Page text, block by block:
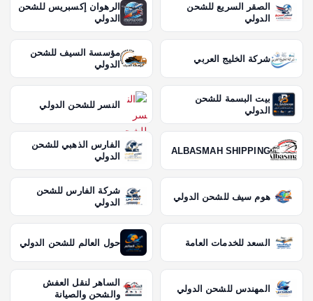
الصقر السريع للشحن
الدولي
الرهوان إكسبريس للشحن
الدولي
شركة الخليج العربي
مؤسسة السيف للشحن
الدولي
بيت البسمة للشحن
الدولي
النسر للشحن الدولي
ALBASMAH SHIPPING
الفارس الذهبي للشحن
الدولي
هوم سيف للشحن الدولي
شركة الفارس للشحن
الدولي
السعد للخدمات العامة حول العالم للشحن الدولي
المهندس للشحن الدولي
الساهر لنقل العفش
والشحن والصيانة